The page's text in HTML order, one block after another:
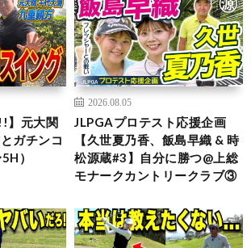
】元大関
ガチンコ
）
2026.08.05
JLPGAプロテスト応援企画
【久世夏乃香、飯島早織 & 時
松源蔵#3】自分に勝つ@上総
モナークカントリークラブ③